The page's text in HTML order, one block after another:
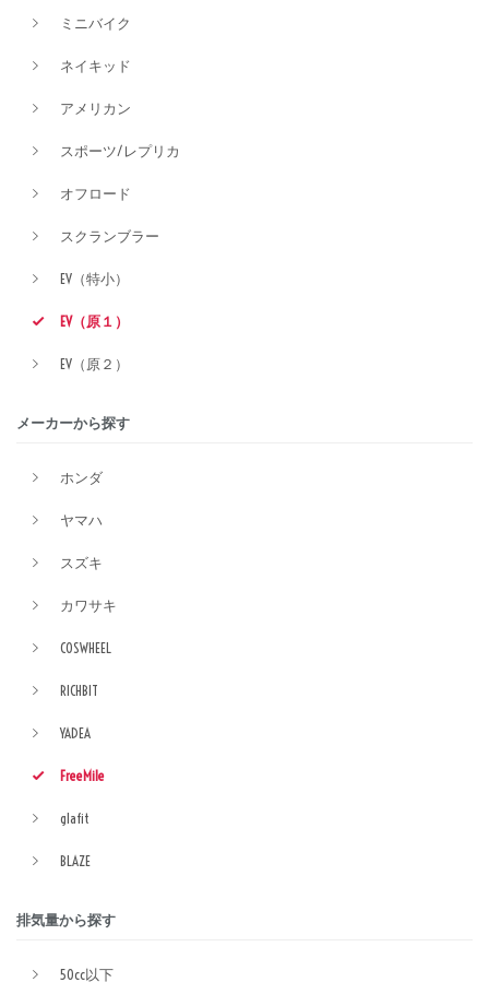
ミニバイク
ネイキッド
アメリカン
スポーツ/レプリカ
オフロード
スクランブラー
EV（特小）
EV（原１）
EV（原２）
メーカーから探す
ホンダ
ヤマハ
スズキ
カワサキ
COSWHEEL
RICHBIT
YADEA
FreeMile
glafit
BLAZE
排気量から探す
50cc以下
価格